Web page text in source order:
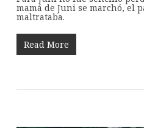
mamá de Juni se marchó, el
maltrataba.
Read More